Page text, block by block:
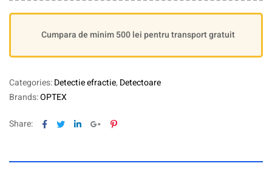
Cumpara de minim 500 lei pentru transport gratuit
Categories:Detectie efractie, Detectoare
Brands:OPTEX
Share: Facebook
TwitterLinkedinGoogle+Pinterest